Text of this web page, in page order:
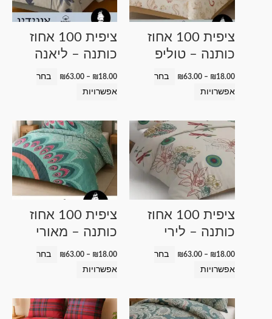
ציפית 100 אחוז
כותנה – טוליפ
₪18.00
–
₪63.00
בחר
אפשרויות
סוגים.
לבחור
את
האפשרויות
ציפית 100 אחוז
כותנה – ליאנה
₪18.00
–
₪63.00
בחר
אפשרויות
סוגים.
לבחור
את
האפשרויות
ציפית 100 אחוז
כותנה – לירי
₪18.00
–
₪63.00
טווח
מחירים:
עד
⁦₪63.00⁩
בחר
אפשרויות
למוצר
יש
מספר
סוגים.
לבחור
את
האפשרויות
ציפית 100 אחוז
כותנה – מאורי
₪18.00
–
₪63.00
טווח
מחירים:
⁦₪18.00⁩
עד
⁦₪63.00⁩
בחר
אפשרויות
למוצר
זה
יש
מספר
סוגים.
לבחור
את
האפשרויות
טווח
מחירים:
למוצר
טווח
מחירים:
למוצר